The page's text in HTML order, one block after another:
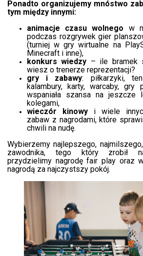
Ponadto organizujemy mnóstwo
tym między innymi:
animacje czasu wolnego w
podczas rozgrywek gier
(turniej w gry wirtualne na
Minecraft i inne),
konkurs wiedzy – ile bramek
wiesz o trenerze reprezentacji?
gry i zabawy: piłkarzyki,
kalambury, karty, warcaby,
wspaniała szansa na jeszcze
kolegami,
wieczór kinowy i wiele
zabaw z nagrodami, które
chwili na nudę.
Wybierzemy najlepszego,
zawodnika, tego który zrobił
przydzielimy nagrodę fair play oraz
nagrodą za najczystszy pokój.